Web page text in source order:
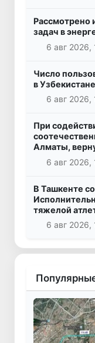
Рассмотрено
задач в
6 авг 2026,
Число
в
6 авг 2026,
При
Алматы,
6 авг 2026,
В Ташкенте
тяжелой
6 авг 2026,